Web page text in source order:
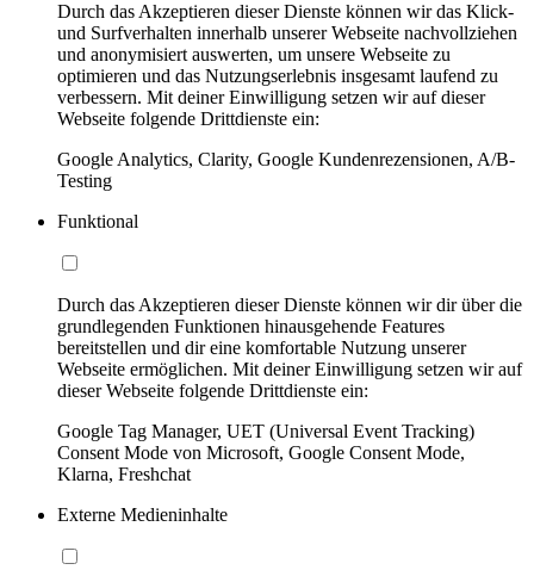
Durch das Akzeptieren dieser Dienste können wir das Klick-
und Surfverhalten innerhalb unserer Webseite nachvollziehen
und anonymisiert auswerten, um unsere Webseite zu
optimieren und das Nutzungserlebnis insgesamt laufend zu
verbessern. Mit deiner Einwilligung setzen wir auf dieser
Webseite folgende Drittdienste ein:
Google Analytics, Clarity, Google Kundenrezensionen, A/B-
Testing
Funktional
Durch das Akzeptieren dieser Dienste können wir dir über die
grundlegenden Funktionen hinausgehende Features
bereitstellen und dir eine komfortable Nutzung unserer
Webseite ermöglichen. Mit deiner Einwilligung setzen wir auf
dieser Webseite folgende Drittdienste ein:
Google Tag Manager, UET (Universal Event Tracking)
Consent Mode von Microsoft, Google Consent Mode,
Klarna, Freshchat
Externe Medieninhalte